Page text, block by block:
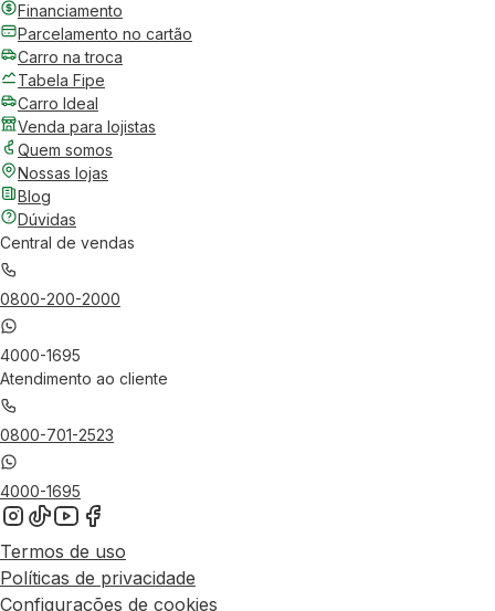
Financiamento
Parcelamento no cartão
Carro na troca
Tabela Fipe
Carro Ideal
Venda para lojistas
Quem somos
Nossas lojas
Blog
Dúvidas
Central de vendas
0800-200-2000
4000-1695
Atendimento ao cliente
0800-701-2523
4000-1695
Termos de uso
Políticas de privacidade
Configurações de cookies